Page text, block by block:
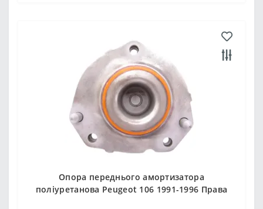
Опора переднього амортизатора
поліуретанова Peugeot 106 1991-1996 Права